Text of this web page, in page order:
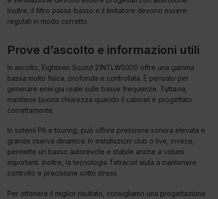
Inoltre, il filtro passa-basso e il limitatore devono essere
regolati in modo corretto.
Prove d’ascolto e informazioni utili
In ascolto, Eighteen Sound 21NTLW5000 offre una gamma
bassa molto fisica, profonda e controllata. È pensato per
generare energia reale sulle basse frequenze. Tuttavia,
mantiene buona chiarezza quando il cabinet è progettato
correttamente.
In sistemi PA e touring, può offrire pressione sonora elevata e
grande riserva dinamica. In installazioni club o live, invece,
permette un basso autorevole e stabile anche a volumi
importanti. Inoltre, la tecnologia Tetracoil aiuta a mantenere
controllo e precisione sotto stress.
Per ottenere il miglior risultato, consigliamo una progettazione